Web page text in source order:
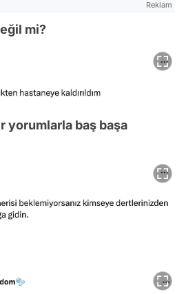
Reklam
mi?
yorumlarla baş başa